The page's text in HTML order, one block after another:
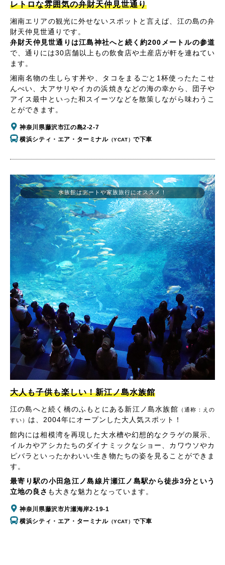
レトロな雰囲気の弁財天仲見世通り
湘南エリアの観光に外せないスポットと言えば、江の島の弁
財天仲見世通りです。
弁財天仲見世通りは江島神社へと続く約200メートルの参道
で、通りには30店舗以上もの飲食店や土産店が軒を連ねてい
ます。
湘南名物の生しらす丼や、タコをまるごと1杯使ったたこせ
んべい、大アサリやイカの浜焼きなどの海の幸から、団子や
アイス最中といった和スイーツなどを散策しながら味わうこ
とができます。
神奈川県藤沢市江の島2-2-7
横浜シティ・エア・ターミナル（YCAT）で下車
大人も子供も楽しい！新江ノ島水族館
江の島へと続く橋のふもとにある新江ノ島水族館 （通称：えの
すい） は、2004年にオープンした大人気スポット！
館内には相模湾を再現した大水槽や幻想的なクラゲの展示、
イルカやアシカたちのダイナミックなショー、カワウソやカ
ピバラといったかわいい生き物たちの姿を見ることができま
す。
最寄り駅の小田急江ノ島線片瀬江ノ島駅から徒歩3分という
立地の良さ も大きな魅力となっています。
神奈川県藤沢市片瀬海岸2-19-1
横浜シティ・エア・ターミナル（YCAT）で下車
水族館はデートや家族旅行にオススメ！